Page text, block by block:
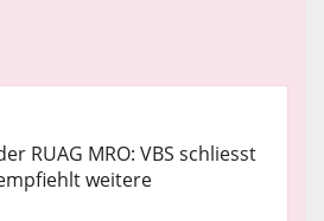
RUAG MRO: VBS schliesst
weitere